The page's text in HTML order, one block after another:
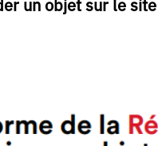
un objet sur le